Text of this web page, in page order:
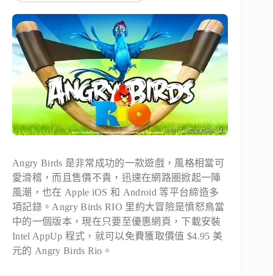
Angry Birds 是非常成功的一款遊戲，風格相當可
愛滑稽，而且售價不貴，迅速在網路圈掀起一陣
風潮，也在 Apple iOS 和 Android 等平台締造多
項記錄。Angry Birds RIO 里約大冒險是憤怒鳥當
中的一個版本，現在只要至優惠網頁，下載安裝
Intel AppUp 程式，就可以免費獲取價值 $4.95 美
元的 Angry Birds Rio。